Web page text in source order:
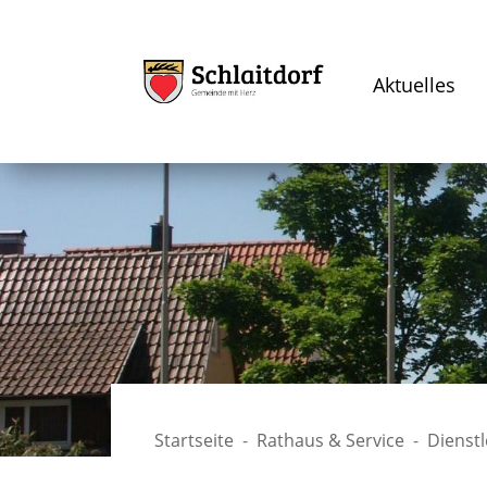
Aktuelles
Startseite Rathaus & Service